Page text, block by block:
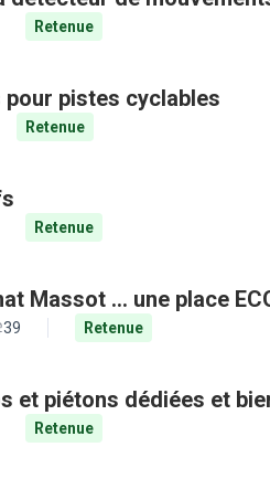
Retenue
pistes cyclables
Retenue
Retenue
Massot ... une place
39 Retenue
et piétons dédiées et
Retenue